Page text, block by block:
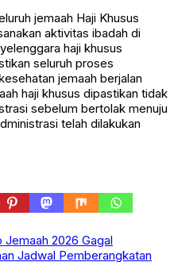
jemaah Haji Khusus
aktivitas ibadah di
haji khusus
seluruh proses
jemaah berjalan
haji khusus dipastikan tidak
sebelum bertolak menuju
telah dilakukan